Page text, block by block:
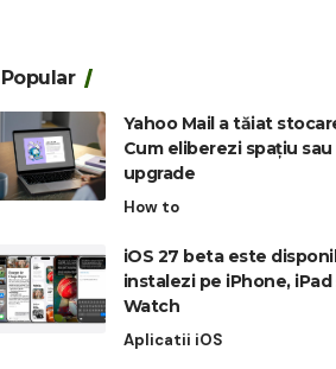
Popular
Yahoo Mail a tăiat
Cum eliberezi spațiu
upgrade
How to
iOS 27 beta este
instalezi pe iPhone, iPad
Watch
Aplicatii iOS